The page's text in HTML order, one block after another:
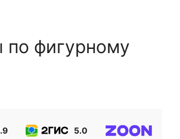
фигурному
5.0